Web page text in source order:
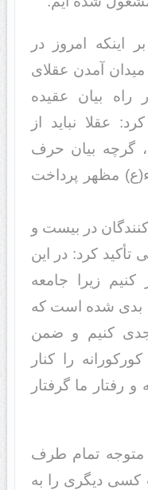
اینکه امروز در
آمدن عقلای
راه بیان عقیده
عقلا نباید از
گرچه بیان حرف
مظهر پرداخت
در بیست و
کرد: در این
زیرا جامعه
بدی شده است که
کنیم و ضمن
را کنار
رفتار ما گرفتار
متوجه تمام طرف
کسی دیگری را به